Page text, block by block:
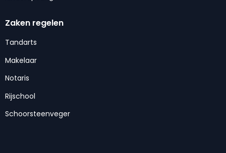
Zaken regelen
Tandarts
Makelaar
Notaris
Rijschool
Schoorsteenveger